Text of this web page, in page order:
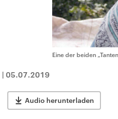
Eine der beiden
| 05.07.2019
Audio herunterladen